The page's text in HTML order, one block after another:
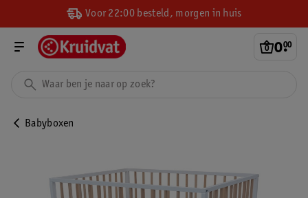
Voor 22:00 besteld, morgen in huis
0.
00
Babyboxen